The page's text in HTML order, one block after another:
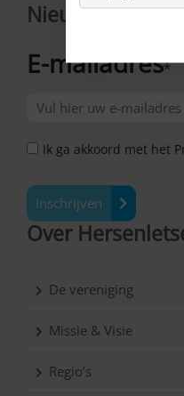
Nieuwsbrief
E-mailadres*
Ik ga akkoord met het
Inschrijven
Over
De vereniging
Missie & Visie
Regio’s